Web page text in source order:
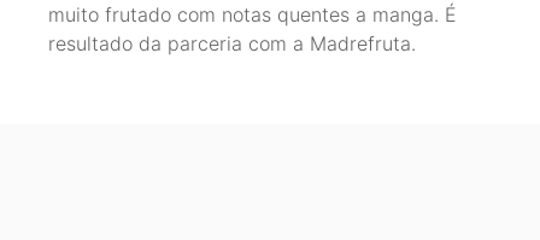
muito frutado com notas quentes a manga. É
resultado da parceria com a Madrefruta.